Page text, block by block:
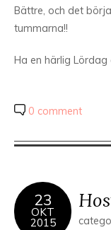
Bättre, och det
tummarna!!
Ha en härlig Lördag
0 comment
23
OKT
2015